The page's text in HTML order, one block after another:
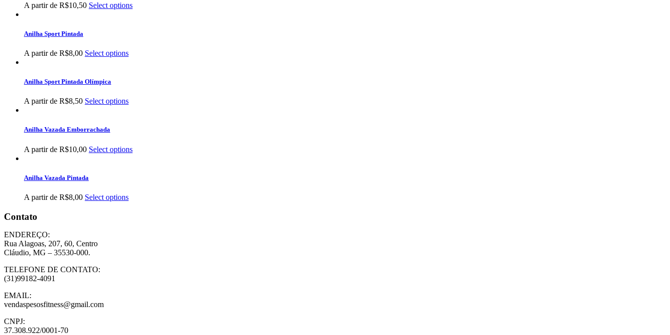
A partir de R$10,50 Select options
Anilha Sport Pintada
A partir de R$8,00 Select options
Anilha Sport Pintada Olímpica
A partir de R$8,50 Select options
Anilha Vazada Emborrachada
A partir de R$10,00 Select options
Anilha Vazada Pintada
A partir de R$8,00 Select options
Contato
ENDEREÇO:
Rua Alagoas, 207, 60, Centro
Cláudio, MG – 35530-000.
TELEFONE DE CONTATO:
(31)99182-4091
EMAIL:
vendaspesosfitness@gmail.com
CNPJ:
37.308.922/0001-70